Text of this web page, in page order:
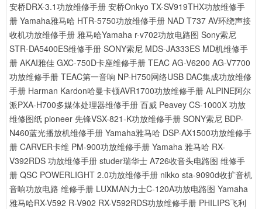
安桥DRX-3.1功放维修手册 安桥Onkyo TX-SV919THX功放维修手
册 Yamaha雅马哈 HTR-5750功放维修手册 NAD T737 AV环绕声接
收机功放维修手册 雅马哈Yamaha r-v702功放电路图 Sony索尼
STR-DA5400ES维修手册 SONY索尼 MDS-JA333ES MD机维修手
册 AKAI雅佳 GXC-750D卡座维修手册 TEAC AG-V6200 AG-V7700
功放维修手册 TEAC第一音响 NP-H750网络USB DAC集成功放维修
手册 Harman Kardon哈曼卡顿AVR1700功放维修手册 ALPINE阿尔
派PXA-H700多媒体处理器维修手册 百威 Peavey CS-1000X 功放
维修图纸 pioneer 先锋VSX-821-K功放维修手册 SONY索尼 BDP-
N460蓝光播放机维修手册 Yamaha雅马哈 DSP-AX1500功放维修手
册 CARVER卡维 PM-900功放维修手册 Yamaha 雅马哈 RX-
V392RDS 功放维修手册 studer瑞华士 A726收音头电路图 维修手
册 QSC POWERLIGHT 2.0功放维修手册 nikko sta-9090d收扩音机
音响功放电路 维修手册 LUXMAN力士C-120A功放电路图 Yamaha
雅马哈RX-V592 R-V902 RX-V592RDS功放维修手册 PHILIPS飞利